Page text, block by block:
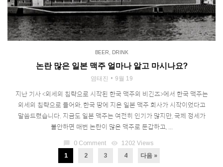
BEER DRINK
논란 많은 일본 맥주 얼마나 알고 마시나요?
염태진 9월 19
지난 기사 <외세의 침략으로 시작된 한국 맥주의 비긴즈>에서 한국 맥주는
외세의 침략으로 들어와, 한국 땅에 지은 일본 맥주 회사가 시작이었다고
말씀드렸습니다. 지금도 일본 맥주는 여전히 인기가 많지만, 국제 정세가
불안하면 매번 논란이 많은 맥주로 둔갑하고, ...
chat_bubble 0 Comment visibility 1202 Views
1
2 3 4 다음 »